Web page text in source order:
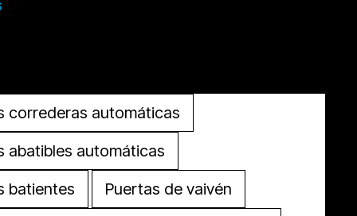
correderas automáticas
abatibles automáticas
batientes
Puertas de vaivén